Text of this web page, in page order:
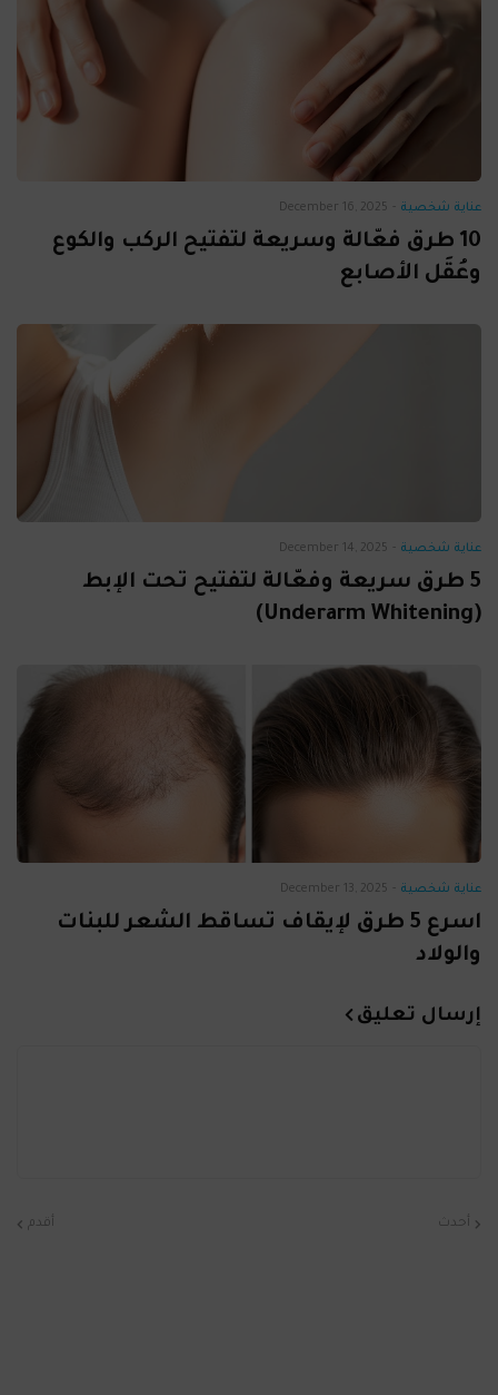
عناية شخصية -
December 16, 2025
10 طرق فعّالة وسريعة لتفتيح الركب والكوع
وعُقَل الأصابع
عناية شخصية -
December 14, 2025
5 طرق سريعة وفعّالة لتفتيح تحت الإبط
(Underarm Whitening)
عناية شخصية -
December 13, 2025
اسرع 5 طرق لإيقاف تساقط الشعر للبنات
والولاد
إرسال تعليق
أحدث أقدم